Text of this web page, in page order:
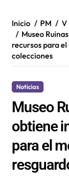
Inicio PM
V
Museo
recursos para
colecciones
Noticias
Museo
obtiene
para el